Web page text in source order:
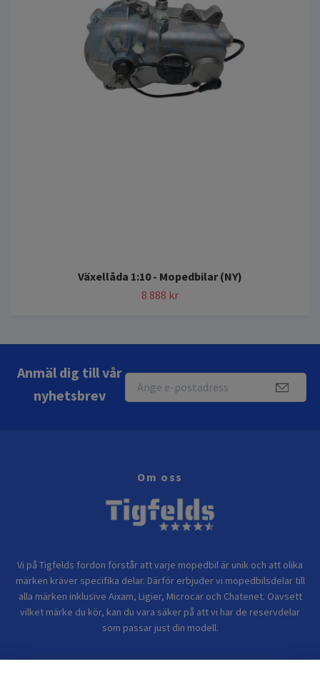
Växellåda 1:10 - Mopedbilar (NY)
8 888 kr
Anmäl dig till vår
nyhetsbrev
Om oss
Vi på Tigfelds fordon förstår att varje mopedbil är unik och att olika
märken kräver specifika delar. Därför erbjuder vi mopedbilsdelar till
alla märken inklusive Aixam, Ligier, Microcar och Chatenet. Oavsett
vilket märke du kör, kan du vara säker på att vi har de reservdelar
som passar just din modell.